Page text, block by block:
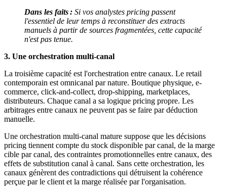
Dans les faits : Si vos analystes pricing passent
l'essentiel de leur temps à reconstituer des extracts
manuels à partir de sources fragmentées, cette capacité
n'est pas tenue.
3. Une orchestration multi-canal
La troisième capacité est l'orchestration entre canaux. Le retail
contemporain est omnicanal par nature. Boutique physique, e-
commerce, click-and-collect, drop-shipping, marketplaces,
distributeurs. Chaque canal a sa logique pricing propre. Les
arbitrages entre canaux ne peuvent pas se faire par déduction
manuelle.
Une orchestration multi-canal mature suppose que les décisions
pricing tiennent compte du stock disponible par canal, de la marge
cible par canal, des contraintes promotionnelles entre canaux, des
effets de substitution canal à canal. Sans cette orchestration, les
canaux génèrent des contradictions qui détruisent la cohérence
perçue par le client et la marge réalisée par l'organisation.